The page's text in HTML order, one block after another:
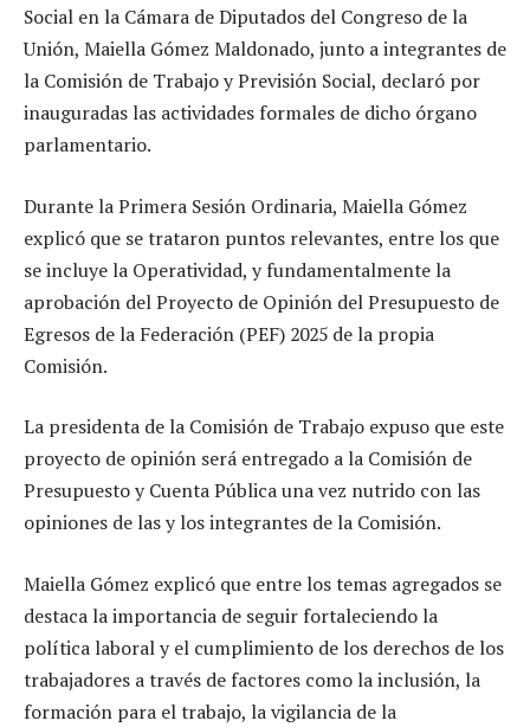
Social en la Cámara de Diputados del Congreso de la
Unión, Maiella Gómez Maldonado, junto a integrantes de
la Comisión de Trabajo y Previsión Social, declaró por
inauguradas las actividades formales de dicho órgano
parlamentario.
Durante la Primera Sesión Ordinaria, Maiella Gómez
explicó que se trataron puntos relevantes, entre los que
se incluye la Operatividad, y fundamentalmente la
aprobación del Proyecto de Opinión del Presupuesto de
Egresos de la Federación (PEF) 2025 de la propia
Comisión.
La presidenta de la Comisión de Trabajo expuso que este
proyecto de opinión será entregado a la Comisión de
Presupuesto y Cuenta Pública una vez nutrido con las
opiniones de las y los integrantes de la Comisión.
Maiella Gómez explicó que entre los temas agregados se
destaca la importancia de seguir fortaleciendo la
política laboral y el cumplimiento de los derechos de los
trabajadores a través de factores como la inclusión, la
formación para el trabajo, la vigilancia de la